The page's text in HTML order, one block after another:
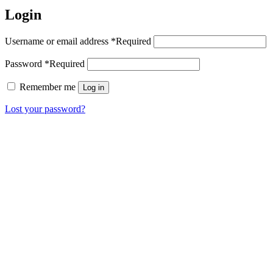
Login
Username or email address *Required
Password *Required
Remember me Log in
Lost your password?